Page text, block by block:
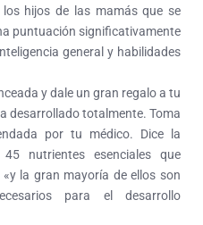
hijos de las mamás que se
puntuación significativamente
general y habilidades
y dale un gran regalo a tu
desarrollado totalmente. Toma
por tu médico. Dice la
nutrientes esenciales que
la gran mayoría de ellos son
para el desarrollo